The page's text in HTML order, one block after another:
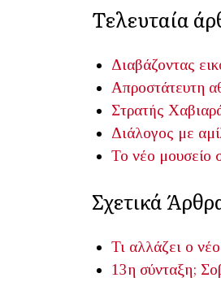
Τελευταία
Διαβάζοντας
Απροστάτευτη
Στρατής
Διάλογος με
Το νέο μουσείο
Σχετικά
Τι αλλάζει ο
13η σύνταξη;